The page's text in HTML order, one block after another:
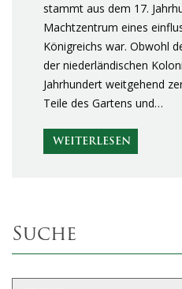
stammt aus dem 17.
Machtzentrum eines
Königreichs war. Obwohl
der niederländischen
Jahrhundert weitgehend
Teile des Gartens und…
WEITERLESEN
Suche